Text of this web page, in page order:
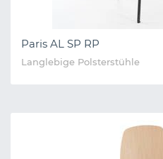
Paris AL SP RP
Langlebige Polsterstühle